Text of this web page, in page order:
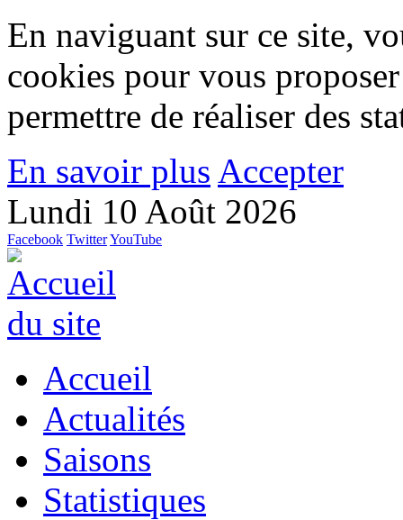
En naviguant sur ce site,
cookies pour vous
permettre de réaliser des
En savoir plus Accepter
Lundi 10 Août 2026
Facebook TwitterYouTube
Accueil
Actualités
Saisons
Statistiques